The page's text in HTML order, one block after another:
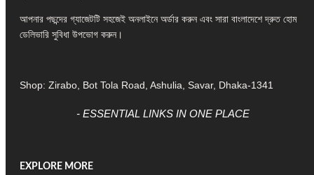
আপনার পছন্দের গ্যাজেটটি সহজেই অনলাইনে অর্ডার করুন এবং সারা বাংলাদেশে দ্রুত হোম
ডেলিভারি সুবিধা উপভোগ করুন।
Shop: Zirabo, Bot Tola Road, Ashulia, Savar, Dhaka-1341
- ESSENTIAL LINKS IN ONE PLACE
EXPLORE MORE